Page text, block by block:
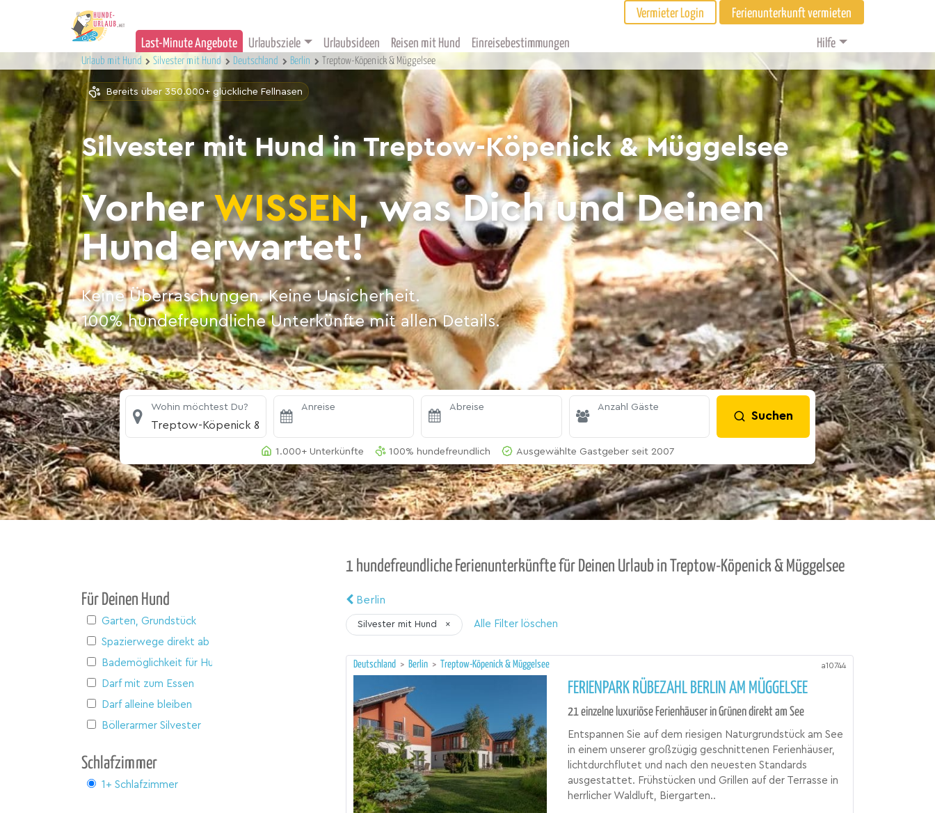
Vermieter Login Ferienunterkunft vermieten
Last-Minute Angebote Urlaubsziele Urlaubsideen Reisen mit Hund Einreisebestimmungen Hilfe
Urlaub mit Hund Silvester mit Hund Deutschland Berlin Treptow-Köpenick & Müggelsee
Bereits über 350.000+ glückliche Fellnasen
Silvester mit Hund in Treptow-Köpenick & Müggelsee
VorherWISSEN, was Dich und Deinen
Hund erwartet!
Keine Überraschungen. Keine Unsicherheit.
100% hundefreundliche Unterkünfte mit allen Details.
Wohin möchtest Du?
Treptow-Köpenick & Müggelsee
Anreise Abreise Anzahl Gäste
Suchen
1.000+ Unterkünfte 100% hundefreundlich Ausgewählte Gastgeber seit 2007
Für Deinen Hund
Garten, Grundstück
Spazierwege direkt ab Haus
Bademöglichkeit für Hunde
Darf mit zum Essen
Darf alleine bleiben
Böllerarmer Silvester
Schlafzimmer
1+ Schlafzimmer
1 hundefreundliche Ferienunterkünfte für Deinen Urlaub in Treptow-Köpenick & Müggelsee
Berlin
Silvester mit Hund × Alle Filter löschen
Deutschland > Berlin > Treptow-Köpenick & Müggelsee a10744
FERIENPARK RÜBEZAHL BERLIN AM MÜGGELSEE
21 einzelne luxuriöse Ferienhäuser in Grünen direkt am See
Entspannen Sie auf dem riesigen Naturgrundstück am See
in einem unserer großzügig geschnittenen Ferienhäuser,
lichtdurchflutet und nach den neuesten Standards
ausgestattet. Frühstücken und Grillen auf der Terrasse in
herrlicher Waldluft, Biergarten..